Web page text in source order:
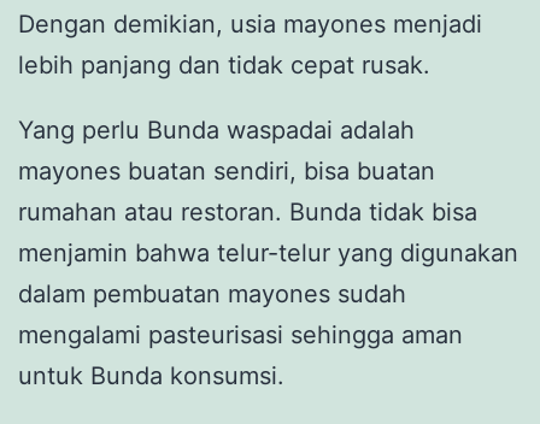
Dengan demikian, usia mayones menjadi
lebih panjang dan tidak cepat rusak.
Yang perlu Bunda waspadai adalah
mayones buatan sendiri, bisa buatan
rumahan atau restoran. Bunda tidak bisa
menjamin bahwa telur-telur yang digunakan
dalam pembuatan mayones sudah
mengalami pasteurisasi sehingga aman
untuk Bunda konsumsi.